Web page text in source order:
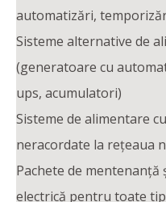
automatizări,
Sisteme alternative de
(generatoare cu
ups, acumulatori)
Sisteme de alimentare
neracordate la rețeaua
Pachete de
electrică pentru toate